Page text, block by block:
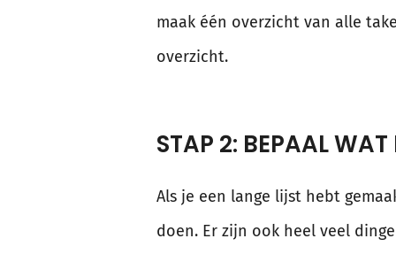
maak één overzicht van alle
overzicht.
STAP 2: BEPAAL
Als je een lange lijst hebt
doen. Er zijn ook heel veel